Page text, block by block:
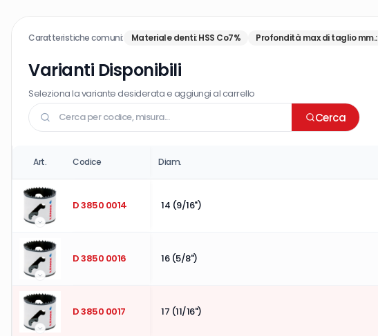
Caratteristiche comuni: Materiale denti:HSS Co7% Profondità max di taglio mm.:
Varianti Disponibili
Seleziona la variante desiderata e aggiungi al carrello
Cerca
Art. Codice Diam.
D 3850 0014 14 (9/16")
D 3850 0016 16 (5/8")
D 3850 0017 17 (11/16")